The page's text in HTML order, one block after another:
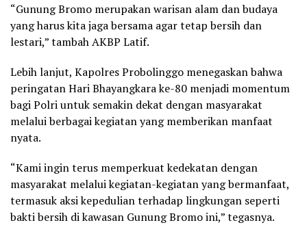
“Gunung Bromo merupakan warisan alam dan budaya
yang harus kita jaga bersama agar tetap bersih dan
lestari,” tambah AKBP Latif.
Lebih lanjut, Kapolres Probolinggo menegaskan bahwa
peringatan Hari Bhayangkara ke-80 menjadi momentum
bagi Polri untuk semakin dekat dengan masyarakat
melalui berbagai kegiatan yang memberikan manfaat
nyata.
“Kami ingin terus memperkuat kedekatan dengan
masyarakat melalui kegiatan-kegiatan yang bermanfaat,
termasuk aksi kepedulian terhadap lingkungan seperti
bakti bersih di kawasan Gunung Bromo ini,” tegasnya.